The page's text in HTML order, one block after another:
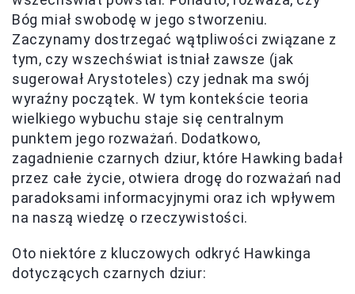
Bóg miał swobodę w jego stworzeniu.
Zaczynamy dostrzegać wątpliwości związane z
tym, czy wszechświat istniał zawsze (jak
sugerował Arystoteles) czy jednak ma swój
wyraźny początek. W tym kontekście teoria
wielkiego wybuchu staje się centralnym
punktem jego rozważań. Dodatkowo,
zagadnienie czarnych dziur, które Hawking badał
przez całe życie, otwiera drogę do rozważań nad
paradoksami informacyjnymi oraz ich wpływem
na naszą wiedzę o rzeczywistości.
Oto niektóre z kluczowych odkryć Hawkinga
dotyczących czarnych dziur: